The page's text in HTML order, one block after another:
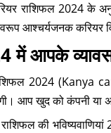
राशिफल 2024 के
आश्चर्यजनक करियर
में आपके
2024 (Kanya
आप खुद को कंपनी या
की